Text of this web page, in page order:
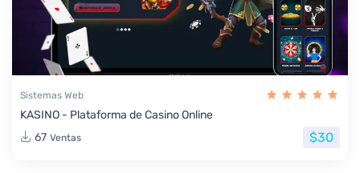
Sistemas Web
KASINO - Plataforma de Casino Online
67 Ventas $30